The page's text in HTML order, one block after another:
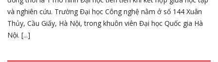
và nghiên cứu. Trường Đại học Công nghệ nằm ở số 144 Xuân
Thủy, Cầu Giấy, Hà Nội, trong khuôn viên Đại học Quốc gia Hà
Nội. [...]